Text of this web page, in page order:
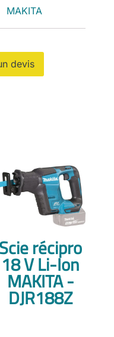
MAKITA
devis
Scie récipro
18 V Li-Ion
MAKITA -
DJR188Z